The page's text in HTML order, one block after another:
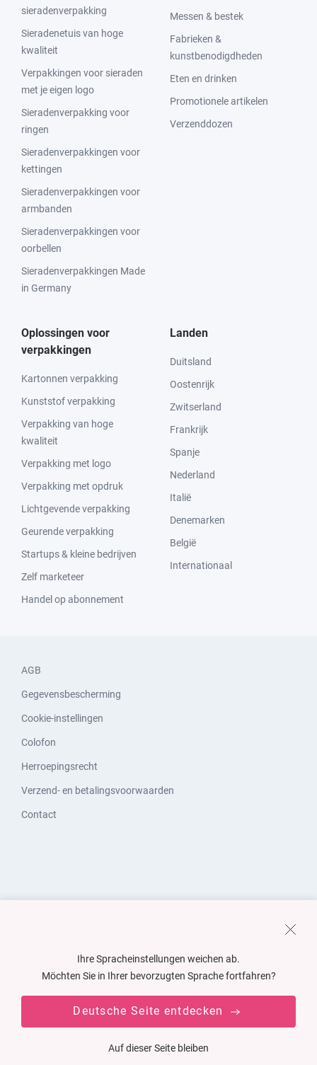
sieradenverpakking
Sieradenetuis van hoge
kwaliteit
Verpakkingen voor sieraden
met je eigen logo
Sieradenverpakking voor
ringen
Sieradenverpakkingen voor
kettingen
Sieradenverpakkingen voor
armbanden
Sieradenverpakkingen voor
oorbellen
Sieradenverpakkingen Made
in Germany
Messen & bestek
Fabrieken &
kunstbenodigdheden
Eten en drinken
Promotionele artikelen
Verzenddozen
Oplossingen voor
verpakkingen
Kartonnen verpakking
Kunststof verpakking
Verpakking van hoge
kwaliteit
Verpakking met logo
Verpakking met opdruk
Lichtgevende verpakking
Geurende verpakking
Startups & kleine bedrijven
Zelf marketeer
Handel op abonnement
Landen
Duitsland
Oostenrijk
Zwitserland
Frankrijk
Spanje
Nederland
Italië
Denemarken
België
Internationaal
AGB
Gegevensbescherming
Cookie-instellingen
Colofon
Herroepingsrecht
Verzend- en betalingsvoorwaarden
Contact
Ihre Spracheinstellungen weichen ab.
Möchten Sie in Ihrer bevorzugten Sprache fortfahren?
Deutsche Seite entdecken
Auf dieser Seite bleiben